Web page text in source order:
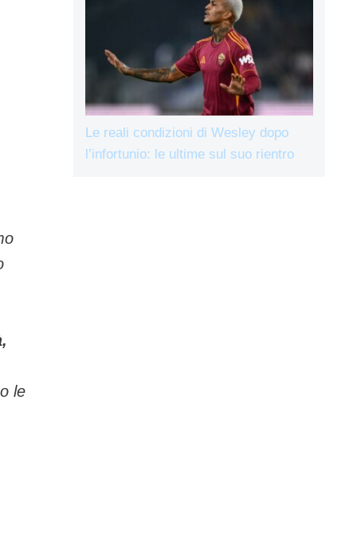
le
Le reali condizioni di Wesley dopo
l’infortunio: le ultime sul suo rientro